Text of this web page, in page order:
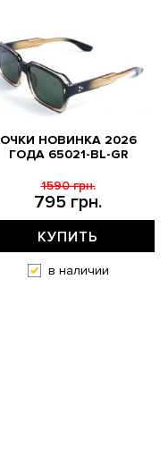
ОЧКИ НОВИНКА 2026
ГОДА 65021-BL-GR
795 грн.
1590 грн.
КУПИТЬ
в наличии